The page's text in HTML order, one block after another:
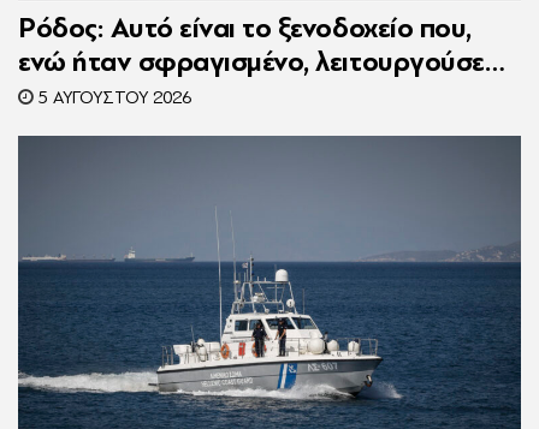
Ρόδος: Αυτό είναι το ξενοδοχείο που,
ενώ ήταν σφραγισμένο, λειτουργούσε
κανονικά με 216 πελάτες – Συνελήφθη η
συνιδιοκτήτρια
5 ΑΥΓΟΎΣΤΟΥ 2026